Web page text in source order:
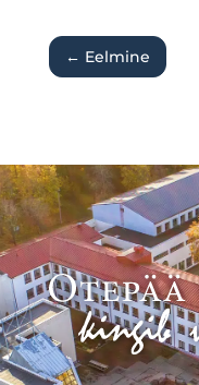
← Eelmine